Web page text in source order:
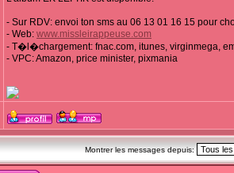
- Sur RDV: envoi ton sms au 06 13 01 16 15 pour
- Web: www.missleirappeuse.com
- T�l�chargement: fnac.com, itunes, virginmega,
- VPC: Amazon, price minister, pixmania
Montrer les messages depuis: